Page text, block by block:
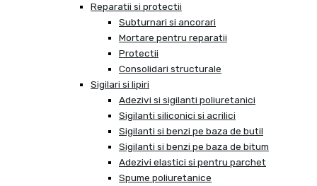
Reparatii si protectii
Subturnari si ancorari
Mortare pentru reparatii
Protectii
Consolidari structurale
Sigilari si lipiri
Adezivi si sigilanti poliuretanici
Sigilanti siliconici si acrilici
Sigilanti si benzi pe baza de butil
Sigilanti si benzi pe baza de bitum
Adezivi elastici si pentru parchet
Spume poliuretanice